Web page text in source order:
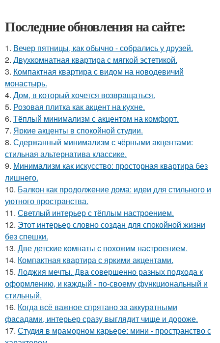
Последние обновления на сайте:
1. Вечер пятницы, как обычно - собрались у друзей.
2. Двухкомнатная квартира с мягкой эстетикой.
3. Компактная квартира с видом на новодевичий
монастырь.
4. Дом, в который хочется возвращаться.
5. Розовая плитка как акцент на кухне.
6. Тёплый минимализм с акцентом на комфорт.
7. Яркие акценты в спокойной студии.
8. Сдержанный минимализм с чёрными акцентами:
стильная альтернатива классике.
9. Минимализм как искусство: просторная квартира без
лишнего.
10. Балкон как продолжение дома: идеи для стильного и
уютного пространства.
11. Светлый интерьер с тёплым настроением.
12. Этот интерьер словно создан для спокойной жизни
без спешки.
13. Две детские комнаты с похожим настроением.
14. Компактная квартира с яркими акцентами.
15. Лоджия мечты. Два совершенно разных подхода к
оформлению, и каждый - по-своему функциональный и
стильный.
16. Когда всё важное спрятано за аккуратными
фасадами, интерьер сразу выглядит чище и дороже.
17. Студия в мраморном карьере: мини - пространство с